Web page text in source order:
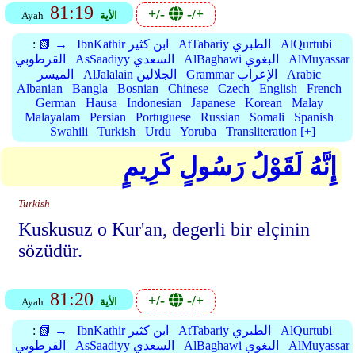
Ayah 81:19 الأية +/- -/+
: 📗 → IbnKathir ابن كثير AtTabariy الطبري
AlQurtubi
القرطوبي
AsSaadiyy السعدي AlBaghawi البغوي
AlMuyassar
الميسر
AlJalalain الجلالين Grammar الإعراب
Arabic
Albanian
Bangla Bosnian Chinese Czech English
French
German
Hausa Indonesian Japanese Korean
Malay
Malayalam
Persian Portuguese Russian Somali
Spanish
Swahili
Turkish Urdu Yoruba Transliteration [+]
إِنَّهُ لَقَوْلُ رَسُولٍ كَرِيمٍ
Turkish
Kuskusuz o Kur'an, degerli bir elçinin
sözüdür.
Ayah 81:20 الأية +/- -/+
: 📗 → IbnKathir ابن كثير AtTabariy الطبري
AlQurtubi
القرطوبي
AsSaadiyy السعدي AlBaghawi البغوي
AlMuyassar